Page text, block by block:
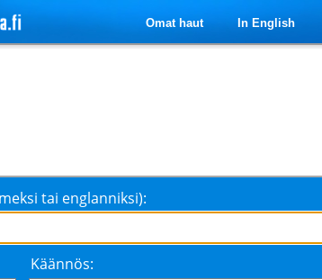
Omat haut In English
tai englanniksi):
Käännös: